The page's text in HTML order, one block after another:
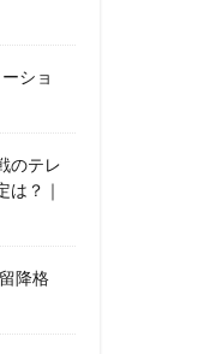
ショ
のテレ
は？｜
降格